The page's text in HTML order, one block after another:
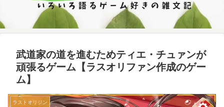
武道家の道を進むためティエ・チュァンが
頑張るゲーム【ラスオリファン作成のゲー
ム】
ラストオリジン